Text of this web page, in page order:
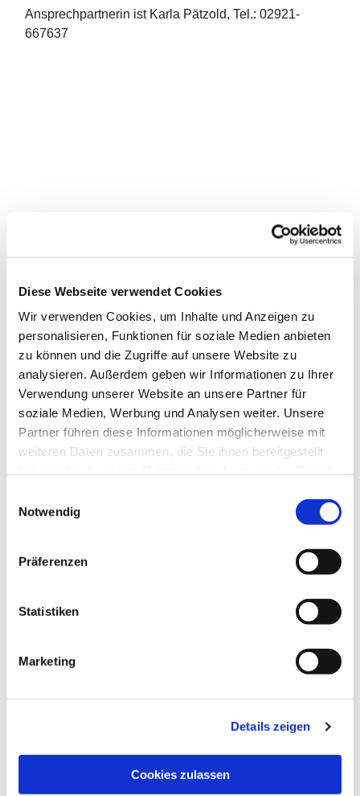
Diese Webseite verwendet Cookies
Wir verwenden Cookies, um Inhalte und Anzeigen zu
personalisieren, Funktionen für soziale Medien anbieten
zu können und die Zugriffe auf unsere Website zu
analysieren. Außerdem geben wir Informationen zu Ihrer
Verwendung unserer Website an unsere Partner für
soziale Medien, Werbung und Analysen weiter. Unsere
Partner führen diese Informationen möglicherweise mit
weiteren Daten zusammen, die Sie ihnen bereitgestellt
Notwendig
Präferenzen
Statistiken
Marketing
Details zeigen
Cookies zulassen
Ansprechpartnerin ist Karla Pätzold, Tel.: 02921-
667637
Dies könnte Sie auch
interessieren